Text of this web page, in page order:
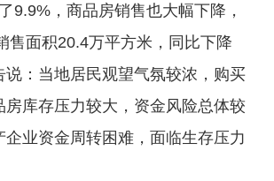
9.9%，商品房销售也大幅下降，
售面积20.4万平方米，同比下降
说：当地居民观望气氛较浓，购买
房库存压力较大，资金风险总体较
企业资金周转困难，面临生存压力